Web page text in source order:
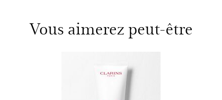
Vous aimerez peut-être